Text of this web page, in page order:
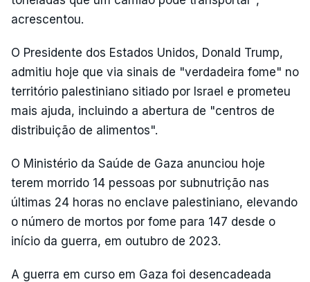
acrescentou.
O Presidente dos Estados Unidos, Donald Trump,
admitiu hoje que via sinais de "verdadeira fome" no
território palestiniano sitiado por Israel e prometeu
mais ajuda, incluindo a abertura de "centros de
distribuição de alimentos".
O Ministério da Saúde de Gaza anunciou hoje
terem morrido 14 pessoas por subnutrição nas
últimas 24 horas no enclave palestiniano, elevando
o número de mortos por fome para 147 desde o
início da guerra, em outubro de 2023.
A guerra em curso em Gaza foi desencadeada